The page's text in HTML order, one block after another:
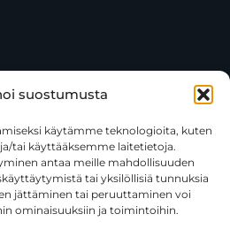
suostumusta
käytämme teknologioita, kuten
tai käyttääksemme laitetietoja.
antaa meille mahdollisuuden
tai yksilöllisiä tunnuksia
jättäminen tai peruuttaminen voi
ominaisuuksiin ja toimintoihin.